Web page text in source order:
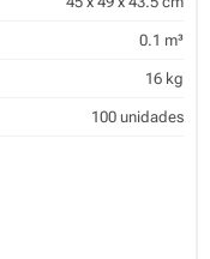
0.1 m³
16 kg
100 unidades